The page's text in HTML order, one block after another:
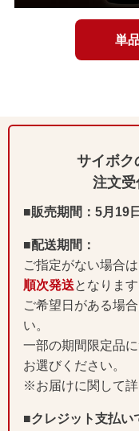
単
サイボク
注文
■販売期間：5月19
■配送期間：
ご指定がない場合は
順次発送となります
ご希望日がある場
い。
一部の期間限定品
お選びください。
※お届けに関して
■クレジット支払い